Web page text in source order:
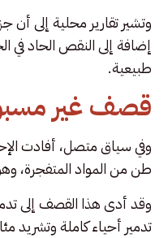
وتشير تقارير محلية إلى أن
إضافة إلى النقص الحاد
طبيعية.
قصف غير
وفي سياق متصل، أفادت
طن من المواد المتفجرة،
وقد أدى هذا القصف إلى
تدمير أحياء كاملة وتشريد